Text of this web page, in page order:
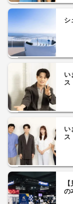
シ
い
ス
い
ス
の